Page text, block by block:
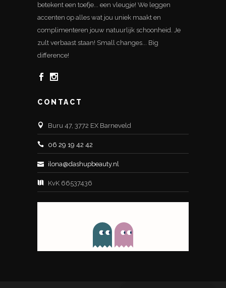
betekent een toefje... een vleugje! We leggen
accenten op alles wat jou uniek maakt en
complimenteren jouw natuurlijk schoonheid. Je
zult verbaast staan! Small changes... Big
difference!
CONTACT
Buru 47, 3772 EX Barneveld
06 29 19 42 42
ilona@dashupbeauty.nl
KvK 66537436